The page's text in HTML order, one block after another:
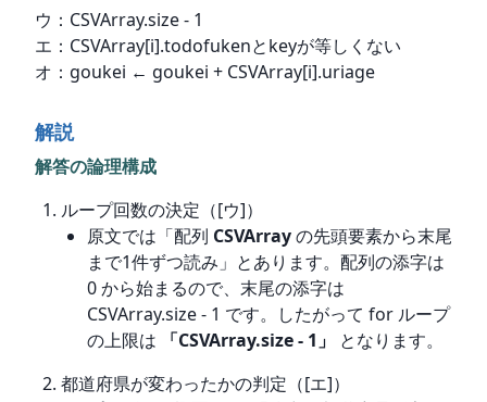
ウ：CSVArray.size - 1
エ：CSVArray[i].todofukenとkeyが等しくない
オ：goukei ← goukei + CSVArray[i].uriage
解説
解答の論理構成
ループ回数の決定（[ウ]）
原文では「配列 CSVArrayの先頭要素から末尾
まで1件ずつ読み」とあります。配列の添字は
0 から始まるので、末尾の添字は
CSVArray.size - 1 です。したがって for ループ
の上限は
「CSVArray.size - 1」
となります。
都道府県が変わったかの判定（[エ]）